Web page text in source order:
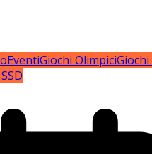
EventiGiochi Olimpici